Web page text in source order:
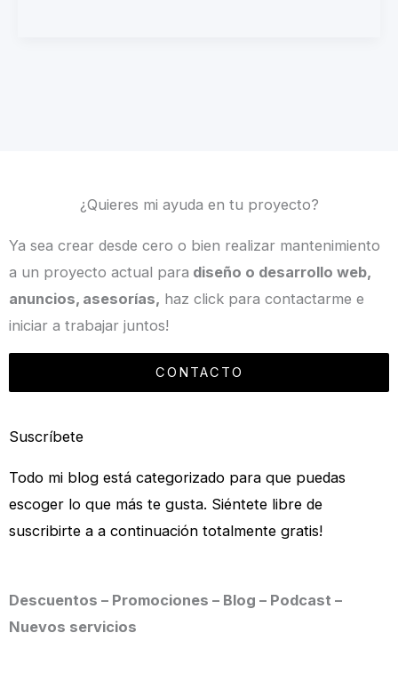
¿Quieres mi ayuda en tu proyecto?
Ya sea crear desde cero o bien realizar mantenimiento
a un proyecto actual para diseño o desarrollo web,
anuncios, asesorías, haz click para contactarme e
iniciar a trabajar juntos!
CONTACTO
Suscríbete
Todo mi blog está categorizado para que puedas
escoger lo que más te gusta. Siéntete libre de
suscribirte a a continuación totalmente gratis!
Descuentos – Promociones – Blog – Podcast –
Nuevos servicios